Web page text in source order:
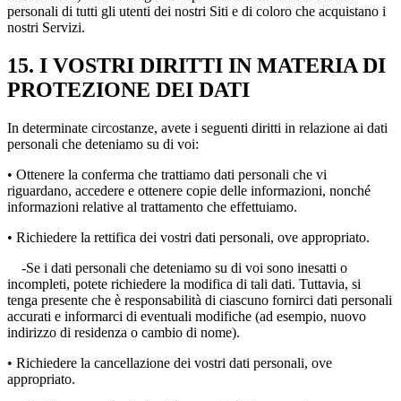
personali di tutti gli utenti dei nostri Siti e di coloro che acquistano i
nostri Servizi.
15. I VOSTRI DIRITTI IN MATERIA DI
PROTEZIONE DEI DATI
In determinate circostanze, avete i seguenti diritti in relazione ai dati
personali che deteniamo su di voi:
• Ottenere la conferma che trattiamo dati personali che vi
riguardano, accedere e ottenere copie delle informazioni, nonché
informazioni relative al trattamento che effettuiamo.
• Richiedere la rettifica dei vostri dati personali, ove appropriato.
-Se i dati personali che deteniamo su di voi sono inesatti o
incompleti, potete richiedere la modifica di tali dati. Tuttavia, si
tenga presente che è responsabilità di ciascuno fornirci dati personali
accurati e informarci di eventuali modifiche (ad esempio, nuovo
indirizzo di residenza o cambio di nome).
• Richiedere la cancellazione dei vostri dati personali, ove
appropriato.